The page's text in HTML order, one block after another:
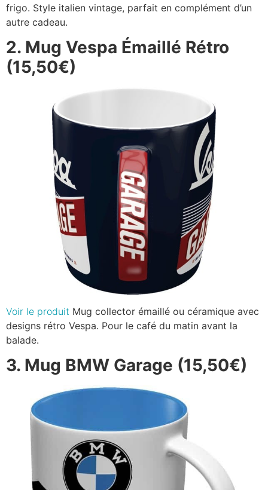
frigo. Style italien vintage, parfait en complément d’un
autre cadeau.
2. Mug Vespa Émaillé Rétro
(15,50€)
Voir le produit Mug collector émaillé ou céramique avec
designs rétro Vespa. Pour le café du matin avant la
balade.
3. Mug BMW Garage (15,50€)